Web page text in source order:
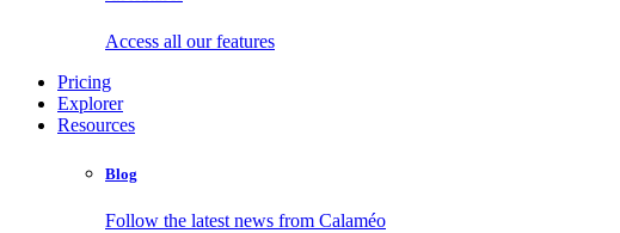
Access all our features
Pricing
Explorer
Resources
Blog
Follow the latest news from Calaméo